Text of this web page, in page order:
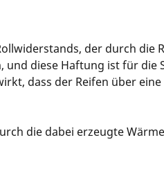
der durch die
diese Haftung ist für die
dass der Reifen über
die dabei erzeugte